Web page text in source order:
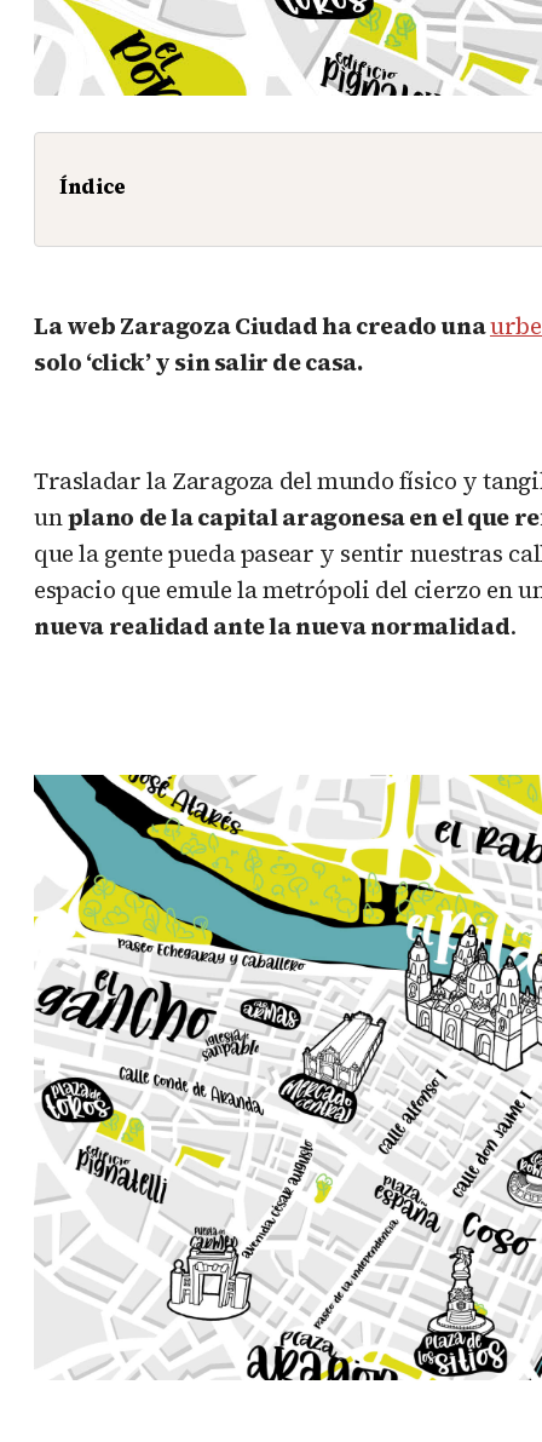
Índice
La web Zaragoza Ciudad ha creado una
solo ‘click’ y sin salir de casa.
Trasladar la Zaragoza del mundo físico y
unplano de la capital aragonesa en el que
que la gente pueda pasear y sentir nuestras
espacio que emule la metrópoli del cierzo en
nueva realidad ante la nueva normalidad.